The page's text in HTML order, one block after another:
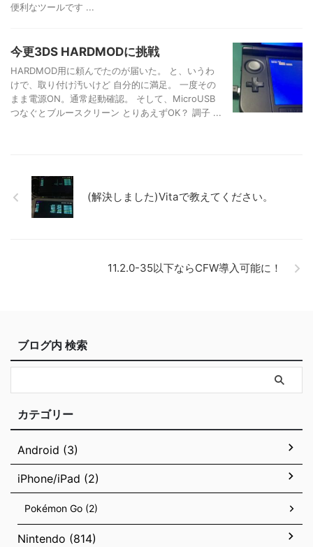
便利なツールです ...
今更3DS HARDMODに挑戦
HARDMOD用に頼んでたのが届いた。 と、いうわ
けで、取り付け汚いけど 自分的に満足。 一度その
まま電源ON。通常起動確認。 そして、MicroUSB
つなぐとブルースクリーン とりあえずOK？ 調子 ...
(解決しました)Vitaで教えてください。
11.2.0-35以下ならCFW導入可能に！
ブログ内 検索
カテゴリー
Android (3)
iPhone/iPad (2)
Pokémon Go (2)
Nintendo (814)